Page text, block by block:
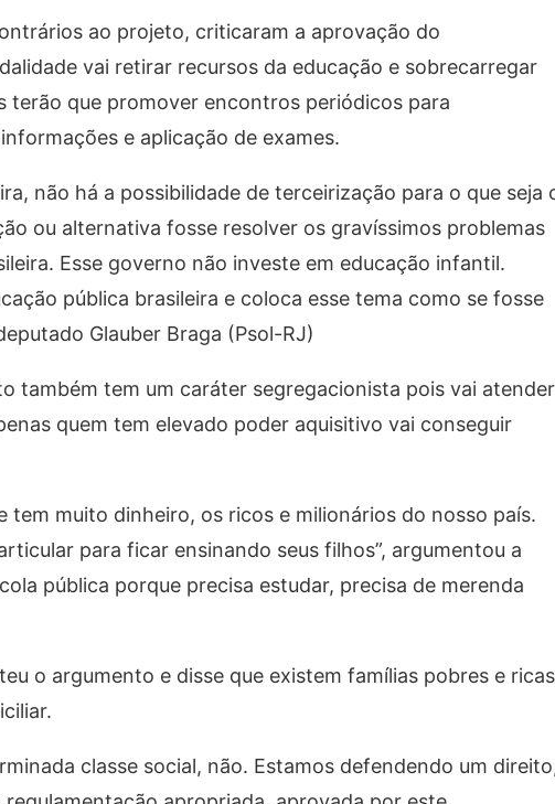
ao projeto, criticaram a aprovação do
vai retirar recursos da educação e sobrecarregar
terão que promover encontros periódicos para
e aplicação de exames.
não há a possibilidade de terceirização para o que seja
ou alternativa fosse resolver os gravíssimos problemas
Esse governo não investe em educação infantil.
pública brasileira e coloca esse tema como se fosse
Glauber Braga (Psol-RJ)
também tem um caráter segregacionista pois vai atender
quem tem elevado poder aquisitivo vai conseguir
tem muito dinheiro, os ricos e milionários do nosso país.
para ficar ensinando seus filhos”, argumentou a
pública porque precisa estudar, precisa de merenda
o argumento e disse que existem famílias pobres e ricas
classe social, não. Estamos defendendo um